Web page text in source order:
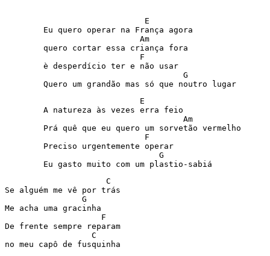
	Quero um grandão mas só que noutro lugar
	Eu gasto muito com um plastio-sabiá
                     C
Se alguém me vê por trás
                G
Me acha uma gracinha
                    F
De frente sempre reparam
                  C
no meu capô de fusquinha